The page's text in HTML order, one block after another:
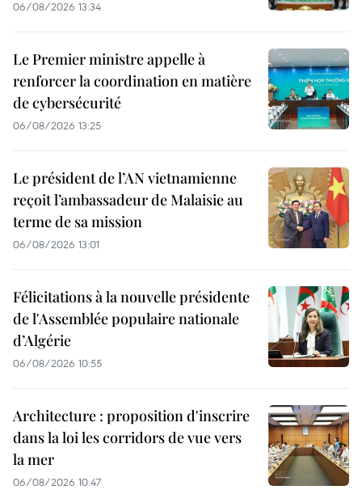
06/08/2026 13:34
Le Premier ministre appelle à
renforcer la coordination en matière
de cybersécurité
06/08/2026 13:25
Le président de l’AN vietnamienne
reçoit l’ambassadeur de Malaisie au
terme de sa mission
06/08/2026 13:01
Félicitations à la nouvelle présidente
de l'Assemblée populaire nationale
d’Algérie
06/08/2026 10:55
Architecture : proposition d'inscrire
dans la loi les corridors de vue vers
la mer
06/08/2026 10:47